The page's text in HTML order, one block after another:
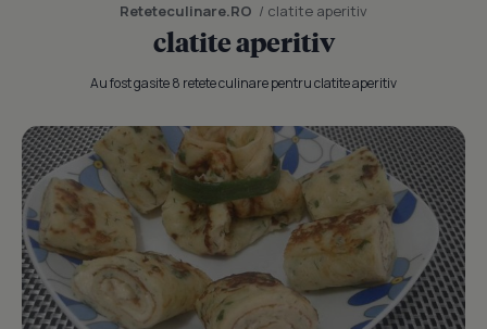
Reteteculinare.RO / clatite aperitiv
clatite aperitiv
Au fost gasite 8 retete culinare pentru clatite aperitiv